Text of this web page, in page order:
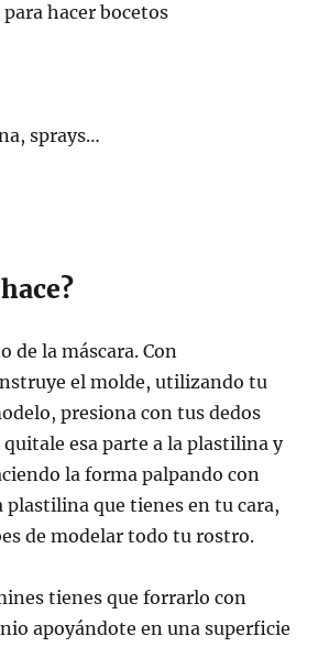
hacer bocetos
sprays…
de la máscara. Con
el molde, utilizando tu
presiona con tus dedos
esa parte a la plastilina y
la forma palpando con
plastilina que tienes en tu cara,
de modelar todo tu rostro.
tienes que forrarlo con
apoyándote en una superficie